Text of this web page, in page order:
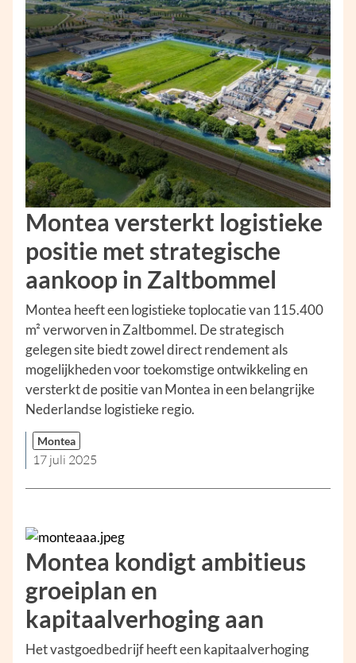
Montea versterkt logistieke
positie met strategische
aankoop in Zaltbommel
Montea heeft een logistieke toplocatie van 115.400
m² verworven in Zaltbommel. De strategisch
gelegen site biedt zowel direct rendement als
mogelijkheden voor toekomstige ontwikkeling en
versterkt de positie van Montea in een belangrijke
Nederlandse logistieke regio.
Montea
17 juli 2025
Montea kondigt ambitieus
groeiplan en
kapitaalverhoging aan
Het vastgoedbedrijf heeft een kapitaalverhoging